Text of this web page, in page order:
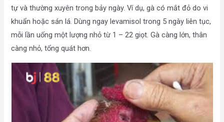
tự và thường xuyên trong bảy ngày. Ví dụ, gà có mắt đỏ do vi
khuẩn hoặc sán lá. Dùng ngay levamisol trong 5 ngày liên tục,
mỗi lần uống một lượng nhỏ từ 1 – 22 giọt. Gà càng lớn, thân
càng nhỏ, tổng quát hơn.